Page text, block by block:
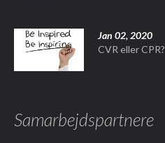
Jan 02, 2020
CVR eller CPR?
Samarbejdspartnere